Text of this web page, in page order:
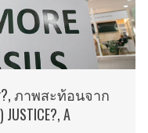
ภาพสะท้อนจาก
A